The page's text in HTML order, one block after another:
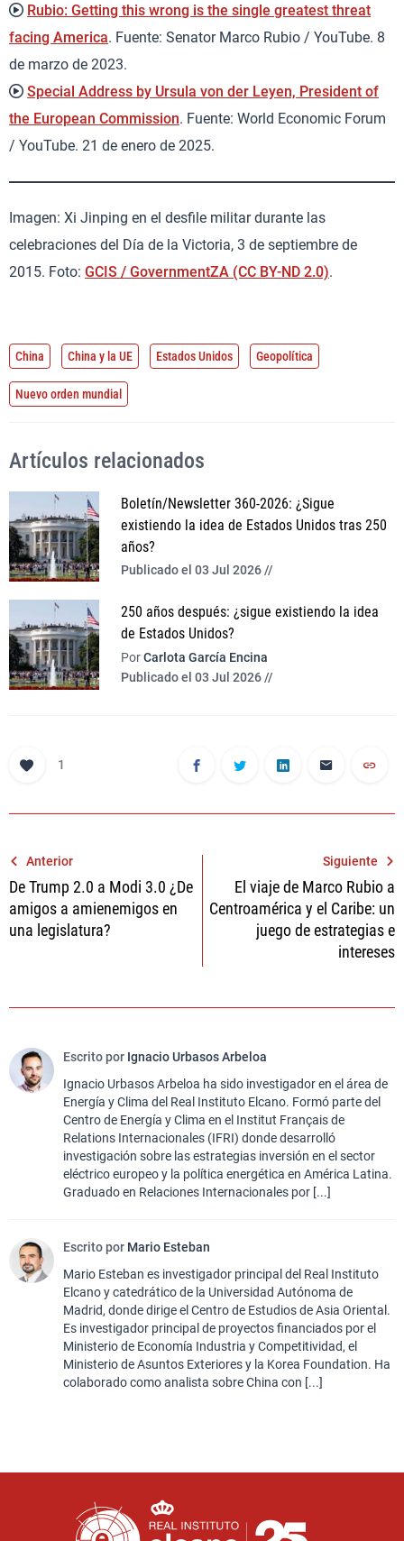
Rubio: Getting this wrong is the single greatest threat
facing America. Fuente: Senator Marco Rubio / YouTube. 8
de marzo de 2023.
Special Address by Ursula von der Leyen, President of
the European Commission. Fuente: World Economic Forum
/ YouTube. 21 de enero de 2025.
Imagen: Xi Jinping en el desfile militar durante las
celebraciones del Día de la Victoria, 3 de septiembre de
2015. Foto: GCIS / GovernmentZA (CC BY-ND 2.0).
China China y la UE Estados Unidos Geopolítica
Nuevo orden mundial
Artículos relacionados
Boletín/Newsletter 360-2026: ¿Sigue
existiendo la idea de Estados Unidos tras 250
años?
Publicado el 03 Jul 2026 //
250 años después: ¿sigue existiendo la idea
de Estados Unidos?
PorCarlota García Encina
Publicado el 03 Jul 2026 //
1
Navegación
de
entradas
Anterior
De Trump 2.0 a Modi 3.0 ¿De
amigos a amienemigos en
una legislatura?
Siguiente
El viaje de Marco Rubio a
Centroamérica y el Caribe: un
juego de estrategias e
intereses
Escrito por Ignacio Urbasos Arbeloa
Ignacio Urbasos Arbeloa ha sido investigador en el área de
Energía y Clima del Real Instituto Elcano. Formó parte del
Centro de Energía y Clima en el Institut Français de
Relations Internacionales (IFRI) donde desarrolló
investigación sobre las estrategias inversión en el sector
eléctrico europeo y la política energética en América Latina.
Graduado en Relaciones Internacionales por [...]
Escrito por Mario Esteban
Mario Esteban es investigador principal del Real Instituto
Elcano y catedrático de la Universidad Autónoma de
Madrid, donde dirige el Centro de Estudios de Asia Oriental.
Es investigador principal de proyectos financiados por el
Ministerio de Economía Industria y Competitividad, el
Ministerio de Asuntos Exteriores y la Korea Foundation. Ha
colaborado como analista sobre China con [...]